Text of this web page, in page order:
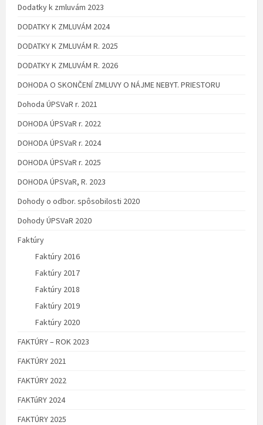
Dodatky k zmluvám 2023
DODATKY K ZMLUVÁM 2024
DODATKY K ZMLUVÁM R. 2025
DODATKY K ZMLUVÁM R. 2026
DOHODA O SKONČENÍ ZMLUVY O NÁJME NEBYT. PRIESTORU
Dohoda ÚPSVaR r. 2021
DOHODA ÚPSVaR r. 2022
DOHODA ÚPSVaR r. 2024
DOHODA ÚPSVaR r. 2025
DOHODA ÚPSVaR, R. 2023
Dohody o odbor. spôsobilosti 2020
Dohody ÚPSVaR 2020
Faktúry
Faktúry 2016
Faktúry 2017
Faktúry 2018
Faktúry 2019
Faktúry 2020
FAKTÚRY – ROK 2023
FAKTÚRY 2021
FAKTÚRY 2022
FAKTúRY 2024
FAKTÚRY 2025